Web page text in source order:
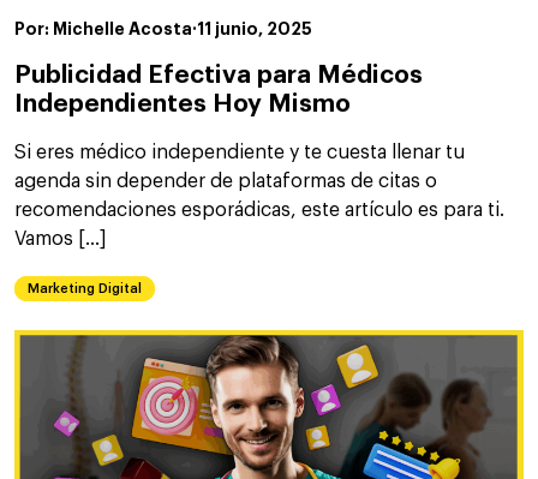
Por: Michelle Acosta·11 junio, 2025
Publicidad Efectiva para Médicos
Independientes Hoy Mismo
Si eres médico independiente y te cuesta llenar tu
agenda sin depender de plataformas de citas o
recomendaciones esporádicas, este artículo es para ti.
Vamos […]
Marketing Digital